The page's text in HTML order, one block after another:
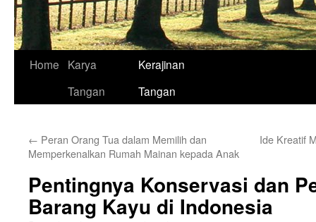
Home
Karya
Tangan
Kerajinan
Tangan
← Peran Orang Tua dalam Memilih dan
Memperkenalkan Rumah Mainan kepada Anak
Ide Kreatif
Pentingnya Konservasi dan
Barang Kayu di Indonesia